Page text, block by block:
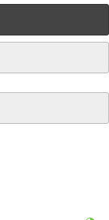
Planam